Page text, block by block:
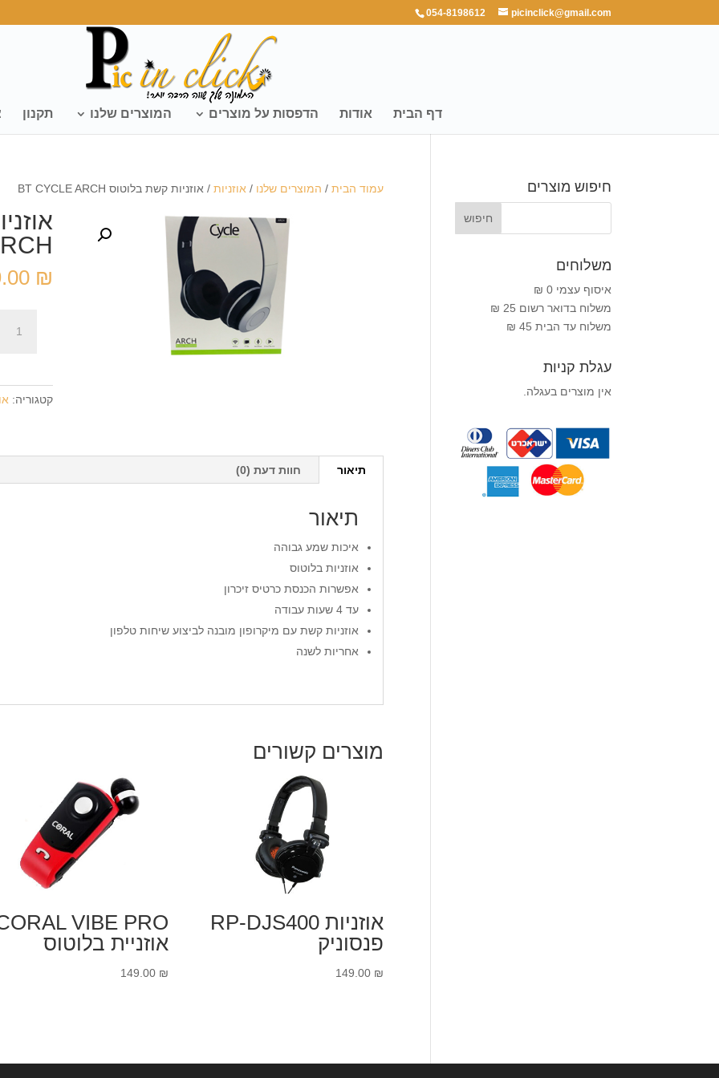
054-8198612 picinclick@gmail.com
דף הבית אודות הדפסות על מוצרים המוצרים שלנו תקנון
עמוד הבית/ המוצרים שלנו / אוזניות/ אוזניות קשת בלוטוס BT CYCLE ARCH
₪
קטגוריה:
תיאור חוות דעת (0)
תיאור
איכות שמע גבוהה
אוזניות בלוטוס
אפשרות הכנסת כרטיס זיכרון
עד 4 שעות עבודה
אוזניות קשת עם מיקרופון מובנה לביצוע שיחות טלפון
אחריות לשנה
מוצרים קשורים
אוזניות RP-DJS400
פנסוניק
149.00 ₪
VIBE PRO
אוזניית בלוטוס
149.00 ₪
חיפוש מוצרים
משלוחים
איסוף עצמי 0 ₪
משלוח בדואר רשום 25 ₪
משלוח עד הבית 45 ₪
עגלת קניות
אין מוצרים בעגלה.